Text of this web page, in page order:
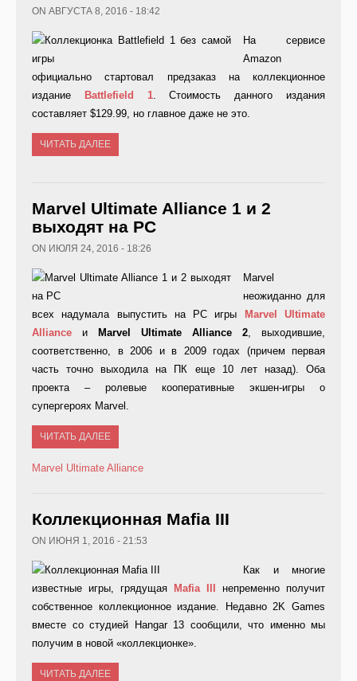
ON АВГУСТА 8, 2016 - 18:42
На сервисе
Amazon
официально стартовал предзаказ на коллекционное
издание
Battlefield 1. Стоимость данного издания
составляет $129.99, но главное даже не это.
ЧИТАТЬ ДАЛЕЕ
Marvel Ultimate Alliance 1 и 2
выходят на PC
ON ИЮЛЯ 24, 2016 - 18:26
Marvel
неожиданно для
всех надумала выпустить на РС игры
Marvel
Ultimate
Alliance
и Marvel Ultimate Alliance 2, выходившие,
соответственно, в 2006 и в 2009 годах (причем первая
часть точно выходила на ПК еще 10 лет назад). Оба
проекта – ролевые кооперативные экшен-игры о
супергероях Marvel.
ЧИТАТЬ ДАЛЕЕ
Marvel Ultimate Alliance
Коллекционная Mafia III
ON ИЮНЯ 1, 2016 - 21:53
Как и многие
известные игры, грядущая
Mafia
непременно получит
собственное коллекционное издание. Недавно 2K Games
вместе со студией Hangar 13 сообщили, что именно мы
получим в новой «коллекционке».
ЧИТАТЬ ДАЛЕЕ